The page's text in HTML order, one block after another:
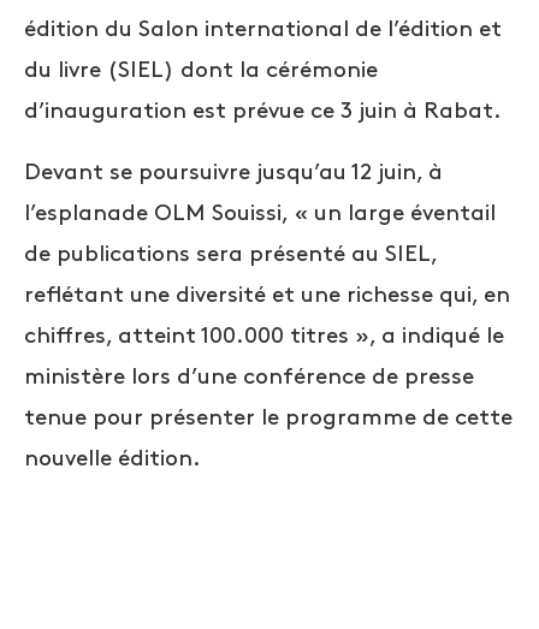
édition du Salon international de l’édition et
du livre (SIEL) dont la cérémonie
d’inauguration est prévue ce 3 juin à Rabat.
Devant se poursuivre jusqu’au 12 juin, à
l’esplanade OLM Souissi, « un large éventail
de publications sera présenté au SIEL,
reflétant une diversité et une richesse qui, en
chiffres, atteint 100.000 titres », a indiqué le
ministère lors d’une conférence de presse
tenue pour présenter le programme de cette
nouvelle édition.